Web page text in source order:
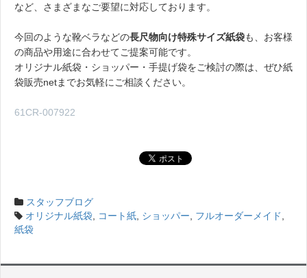
など、さまざまなご要望に対応しております。
今回のような靴ベラなどの長尺物向け特殊サイズ紙袋も、お客様
の商品や用途に合わせてご提案可能です。
オリジナル紙袋・ショッパー・手提げ袋をご検討の際は、ぜひ紙
袋販売netまでお気軽にご相談ください。
61CR-007922
スタッフブログ
オリジナル紙袋, コート紙, ショッパー, フルオーダーメイド,
紙袋